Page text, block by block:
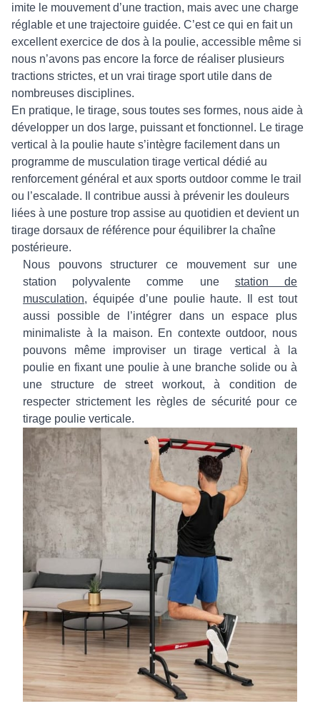
imite le mouvement d’une traction, mais avec une charge
réglable et une trajectoire guidée. C’est ce qui en fait un
excellent exercice de dos à la poulie, accessible même si
nous n’avons pas encore la force de réaliser plusieurs
tractions strictes, et un vrai tirage sport utile dans de
nombreuses disciplines.
En pratique, le tirage, sous toutes ses formes, nous aide à
développer un dos large, puissant et fonctionnel. Le tirage
vertical à la poulie haute s’intègre facilement dans un
programme de musculation tirage vertical dédié au
renforcement général et aux sports outdoor comme le trail
ou l’escalade. Il contribue aussi à prévenir les douleurs
liées à une posture trop assise au quotidien et devient un
tirage dorsaux de référence pour équilibrer la chaîne
postérieure.
Nous pouvons structurer ce mouvement sur une
station polyvalente comme une station de
musculation, équipée d’une poulie haute. Il est tout
aussi possible de l’intégrer dans un espace plus
minimaliste à la maison. En contexte outdoor, nous
pouvons même improviser un tirage vertical à la
poulie en fixant une poulie à une branche solide ou à
une structure de street workout, à condition de
respecter strictement les règles de sécurité pour ce
tirage poulie verticale.